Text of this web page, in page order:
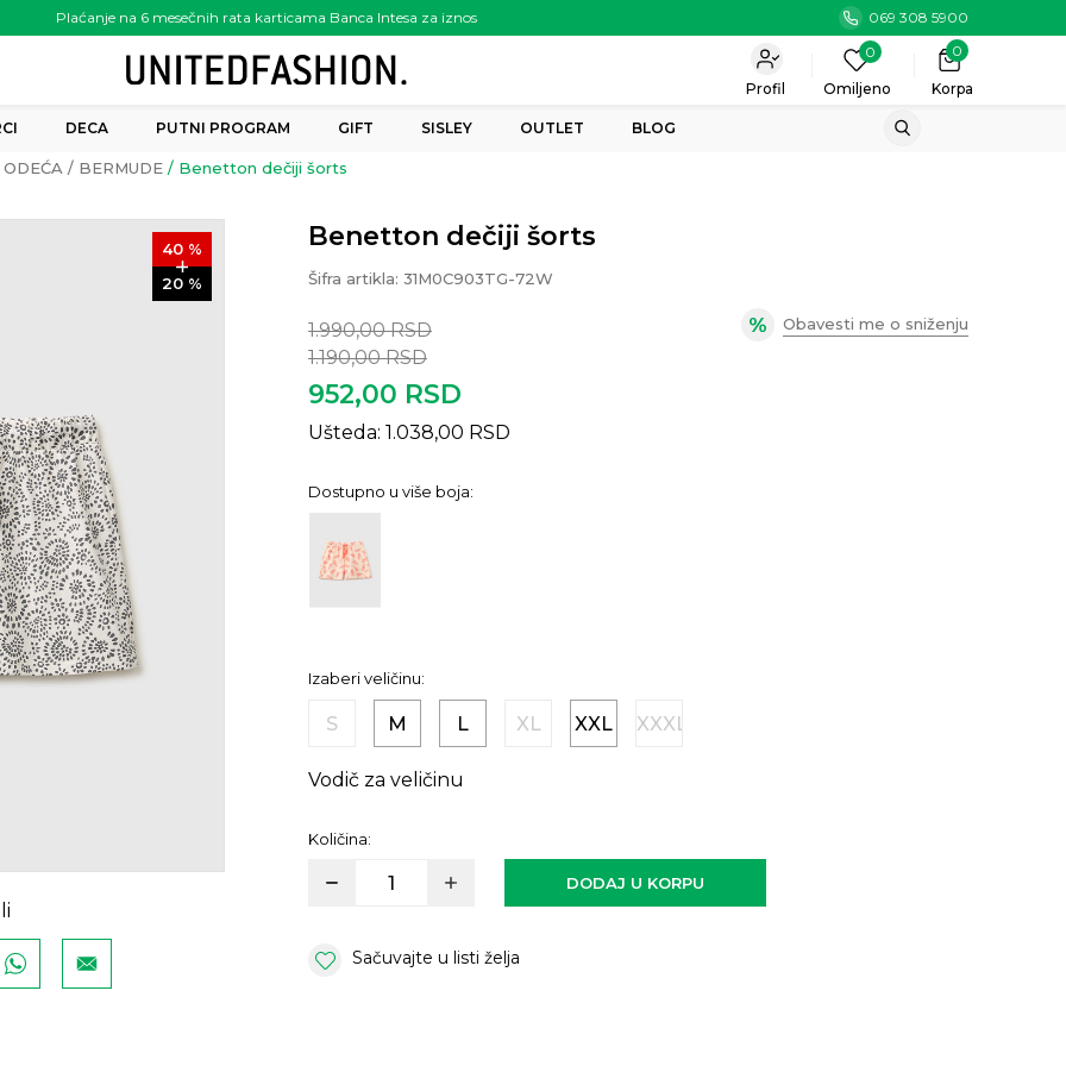
Plaćanje na 6 mesečnih rata karticama Banca Intesa za iznos
preko 6.000.00 rsd
069 308 5900
Korpa
0
0
Omiljeno
Profil
DECA PUTNI PROGRAM GIFT SISLEY OUTLET BLOG
ODEĆA BERMUDE Benetton dečiji šorts
40 %
20 %
Benetton dečiji šorts
Šifra artikla: 31M0C903TG-72W
1.990,00 RSD
1.190,00 RSD
952,00 RSD
Ušteda: 1.038,00 RSD
Obavesti me o sniženju
Dostupno u više boja:
Izaberi veličinu:
S M L XL XXL XXXL
Vodič za veličinu
Količina:
DODAJ U KORPU
Sačuvajte u listi želja